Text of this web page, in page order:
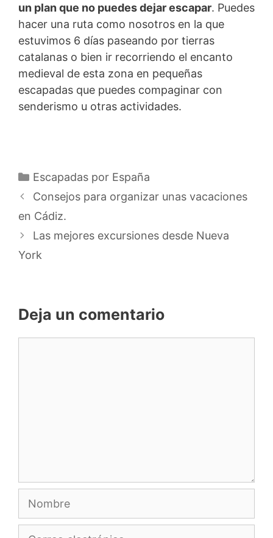
un plan que no puedes dejar escapar. Puedes
hacer una ruta como nosotros en la que
estuvimos 6 días paseando por tierras
catalanas o bien ir recorriendo el encanto
medieval de esta zona en pequeñas
escapadas que puedes compaginar con
senderismo u otras actividades.
Categorías
Escapadas por España
Consejos para organizar unas vacaciones
en Cádiz.
Las mejores excursiones desde Nueva
York
Deja un comentario
Correo